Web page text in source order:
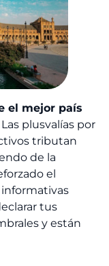
el mejor país
Las plusvalías por
tributan
de la
el
tus
y están